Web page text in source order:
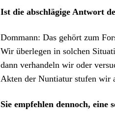
Ist die abschlägige Antwort
Dom­mann: Das gehört zum
Wir über­legen in solchen
dann ver­han­deln wir oder
Akten der Nun­tiatur stufen wir
Sie empfehlen den­noch,